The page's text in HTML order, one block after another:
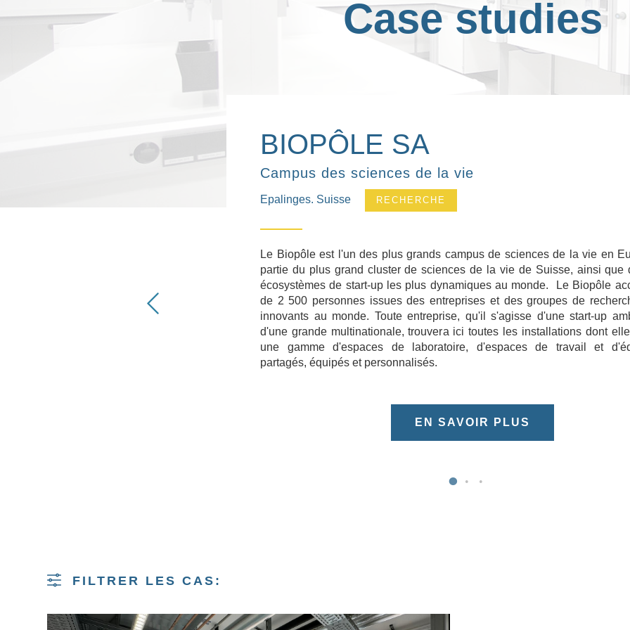
Case studies
phase gazeuse, dissolution,
les laboratoires de microbiologie.
BIOPÔLE SA
Campus des sciences de la vie
Epalinges. Suisse RECHERCHE
Le Biopôle est l'un des plus grands campus de sciences de la vie en
partie du plus grand cluster de sciences de la vie de Suisse, ainsi que
écosystèmes de start-up les plus dynamiques au monde. Le Biopôle
de 2 500 personnes issues des entreprises et des groupes de
innovants au monde. Toute entreprise, qu'il s'agisse d'une start-up
d'une grande multinationale, trouvera ici toutes les installations dont
une gamme d'espaces de laboratoire, d'espaces de travail et
partagés, équipés et personnalisés.
EN SAVOIR PLUS
FILTRER LES CAS: